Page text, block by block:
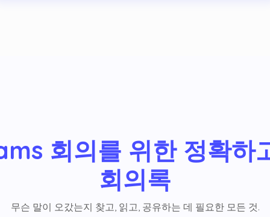
회의를 위한 정확하
회의록
무슨 말이 오갔는지 찾고, 읽고, 공유하는 데 필요한 모든 것.